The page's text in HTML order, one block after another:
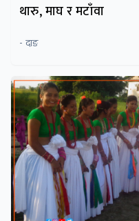
थारु, माघ र मटाँवा
- दाङ